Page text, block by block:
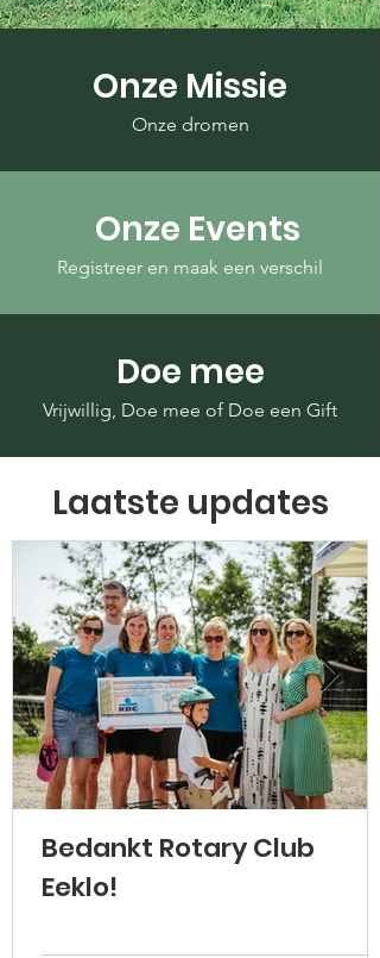
Onze Missie
Onze dromen
Onze Events
Registreer en maak een verschil
Doe mee
Vrijwillig, Doe mee of Doe een Gift
Laatste updates
Bedankt Rotary Club
Eeklo!